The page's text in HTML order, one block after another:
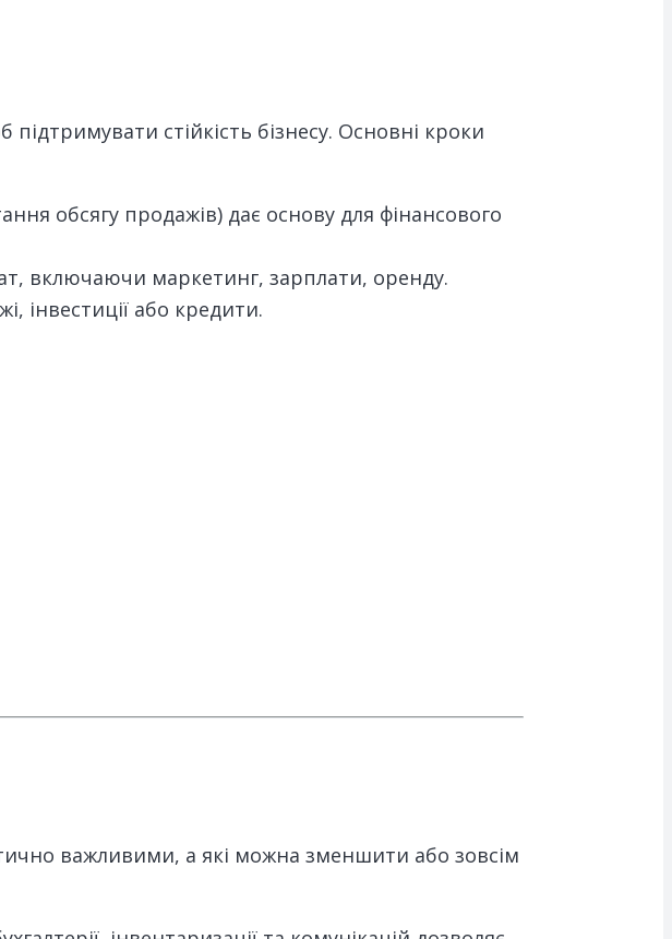
стійкість бізнесу. Основні кроки
обсягу продажів) дає основу для фінансового
включаючи маркетинг, зарплати, оренду.
інвестиції або кредити.
важливими, а які можна зменшити або зовсім